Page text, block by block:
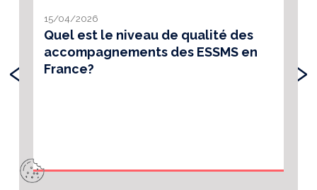
15/04/2026
Quel est le niveau de qualité des
accompagnements des ESSMS en
France?
‹ ›